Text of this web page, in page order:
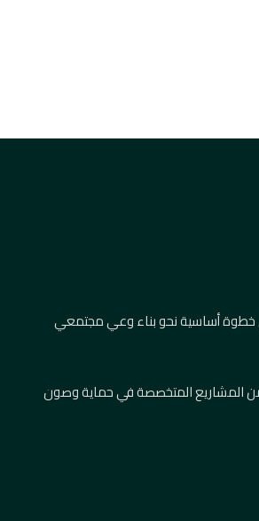
أساسية نحو بناء وعي مجتمعي
المشاريع المتخصصة في حماية وصون